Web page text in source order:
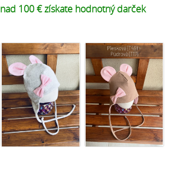
100 € získate hodnotný darček